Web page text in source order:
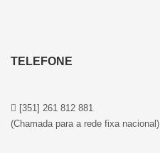
TELEFONE
[351] 261 812 881
(Chamada para a rede fixa nacional)